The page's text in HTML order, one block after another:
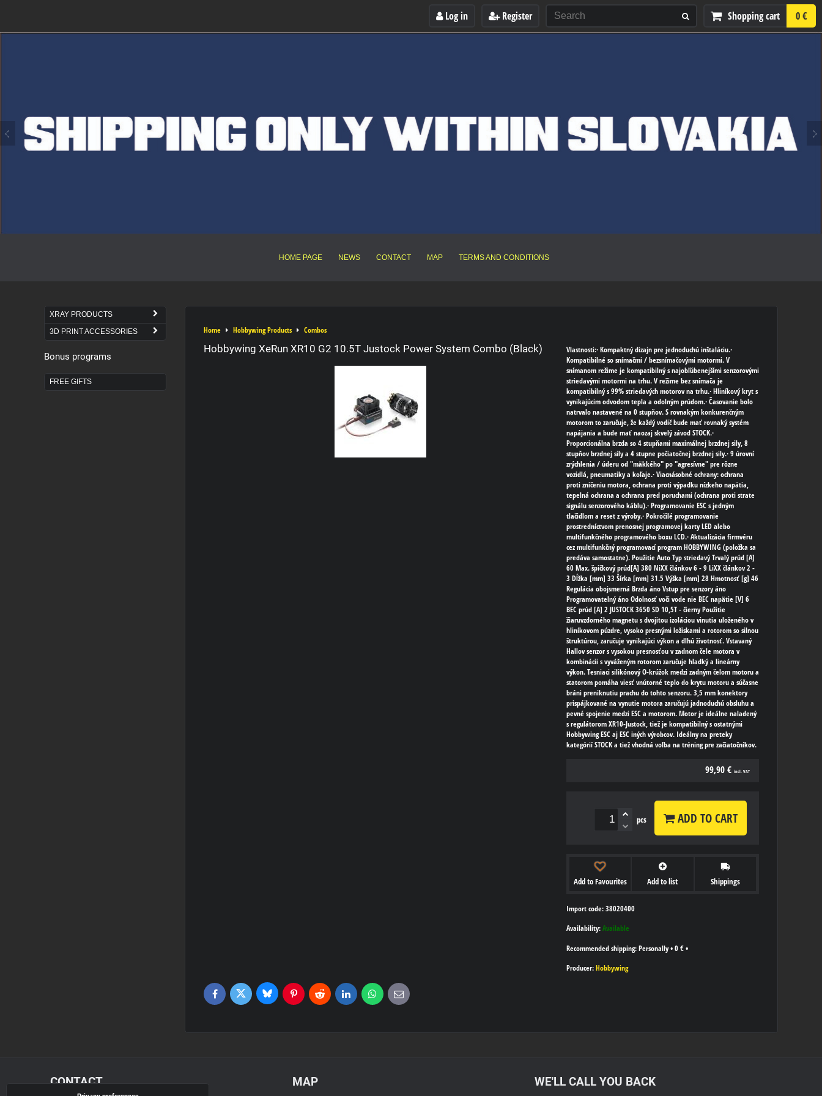
Log in Register Shopping cart 0 €
HOME PAGE NEWS CONTACT MAP TERMS AND CONDITIONS
Home Hobbywing Products Combos
Hobbywing XeRun XR10 G2 10.5T Justock Power System Combo (Black)
Vlastnosti:· Kompaktný dizajn pre jednoduchú inštaláciu.·
Kompatibilné so snímačmi / bezsnímačovými motormi. V
snímanom režime je kompatibilný s najobľúbenejšími senzorovými
striedavými motormi na trhu. V režime bez snímača je
kompatibilný s 99% striedavých motorov na trhu.· Hliníkový kryt s
vynikajúcim odvodom tepla a odolným prúdom.· Časovanie bolo
natrvalo nastavené na 0 stupňov. S rovnakým konkurenčným
motorom to zaručuje, že každý vodič bude mať rovnaký systém
napájania a bude mať naozaj skvelý závod STOCK.·
Proporcionálna brzda so 4 stupňami maximálnej brzdnej sily, 8
stupňov brzdnej sily a 4 stupne počiatočnej brzdnej sily.· 9 úrovní
zrýchlenia / úderu od "mäkkého" po "agresívne" pre rôzne
vozidlá, pneumatiky a koľaje.· Viacnásobné ochrany: ochrana
proti zničeniu motora, ochrana proti výpadku nízkeho napätia,
tepelná ochrana a ochrana pred poruchami (ochrana proti strate
signálu senzorového káblu).· Programovanie ESC s jedným
tlačidlom a reset z výroby.· Pokročilé programovanie
prostredníctvom prenosnej programovej karty LED alebo
multifunkčného programového boxu LCD.· Aktualizácia firmvéru
cez multifunkčný programovací program HOBBYWING (položka sa
predáva samostatne). Použitie Auto Typ striedavý Trvalý prúd [A]
60 Max. špičkový prúd[A] 380 NiXX článkov 6 - 9 LiXX článkov 2 -
3 Dĺžka [mm] 33 Šírka [mm] 31.5 Výška [mm] 28 Hmotnosť [g] 46
Regulácia obojsmerná Brzda áno Vstup pre senzory áno
Programovatelný áno Odolnosť voči vode nie BEC napätie [V] 6
BEC prúd [A] 2 JUSTOCK 3650 SD 10,5T - čierny Použitie
žiaruvzdorného magnetu s dvojitou izoláciou vinutia uloženého v
hliníkovom púzdre, vysoko presnými ložiskami a rotorom so silnou
štruktúrou, zaručuje vynikajúci výkon a dlhú životnosť. Vstavaný
Hallov senzor s vysokou presnosťou v zadnom čele motora v
kombinácii s vyváženým rotorom zaručuje hladký a lineárny
výkon. Tesniaci silikónový O-krúžok medzi zadným čelom motoru a
statorom pomáha viesť vnútorné teplo do krytu motoru a súčasne
bráni preniknutiu prachu do tohto senzoru. 3,5 mm konektory
prispájkované na vynutie motora zaručujú jadnoduchú obsluhu a
pevné spojenie medzi ESC a motorom. Motor je ideálne naladený
s regulátorom XR10-Justock, tiež je kompatibilný s ostatnými
Hobbywing ESC aj ESC iných výrobcov. Ideálny na preteky
kategórií STOCK a tiež vhodná voľba na tréning pre začiatočníkov.
99,90 € incl. VAT
pcs ADD TO CART
Add to Favourites Add to list Shippings
Import code: 38020400
Availability: Available
Personally• 0 € •
Producer: Hobbywing
FacebookTwitter BlueskyPinterestReddit LinkedInWhatsApp
E-
mail
XRAY PRODUCTS
3D PRINT ACCESSORIES
Bonus programs
FREE GIFTS
CONTACT MAP WE'LL CALL YOU BACK